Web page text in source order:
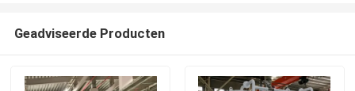
Geadviseerde Producten